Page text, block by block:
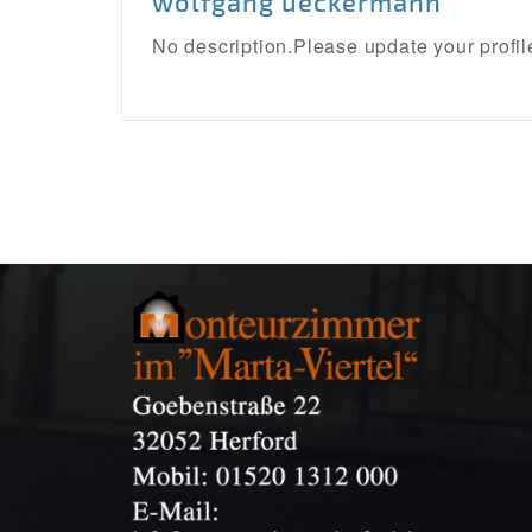
No description.Please update your